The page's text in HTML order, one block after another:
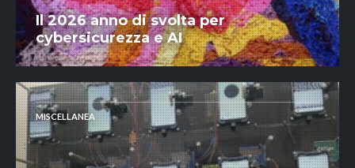
Il 2026 anno di svolta per
cybersicurezza e AI
MISCELLANEA